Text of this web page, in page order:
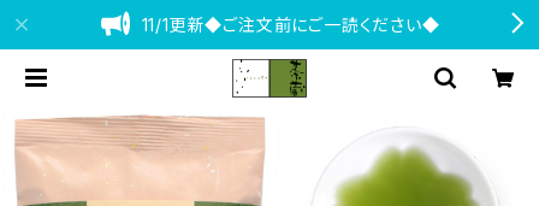
11/1更新◆ご注文前にご一読ください◆